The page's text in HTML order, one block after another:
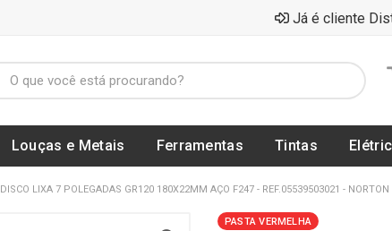
Já é cliente
Louças e Metais Ferramentas Tintas
DISCO LIXA 7 POLEGADAS GR120 180X22MM AÇO F247 - REF.05539503021 - NORTON
PASTA VERMELHA